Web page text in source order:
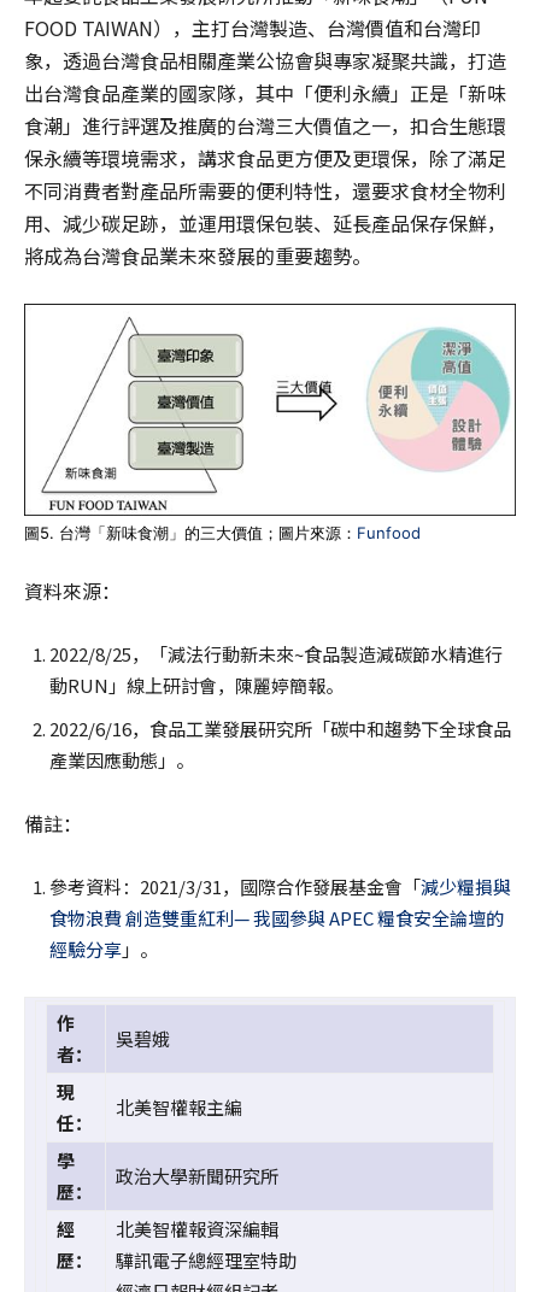
FOOD TAIWAN），主打台灣製造、台灣價值和台灣印
象，透過台灣食品相關產業公協會與專家凝聚共識，打造
出台灣食品產業的國家隊，其中「便利永續」正是「新味
食潮」進行評選及推廣的台灣三大價值之一，扣合生態環
保永續等環境需求，講求食品更方便及更環保，除了滿足
不同消費者對產品所需要的便利特性，還要求食材全物利
用、減少碳足跡，並運用環保包裝、延長產品保存保鮮，
將成為台灣食品業未來發展的重要趨勢。
圖5. 台灣「新味食潮」的三大價值；圖片來源： Funfood
資料來源：
2022/8/25，「減法行動新未來~食品製造減碳節水精進行
動RUN」線上研討會，陳麗婷簡報。
2022/6/16，食品工業發展研究所「碳中和趨勢下全球食品
產業因應動態」。
備註：
參考資料：2021/3/31，國際合作發展基金會「減少糧損與
食物浪費 創造雙重紅利— 我國參與 APEC 糧食安全論壇的
經驗分享」。
作
者：
吳碧娥
現
任：
北美智權報主編
學
歷：
政治大學新聞研究所
經
歷：
北美智權報資深編輯
驊訊電子總經理室特助